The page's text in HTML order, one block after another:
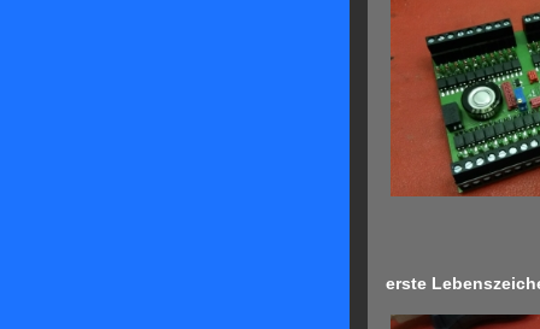
erste